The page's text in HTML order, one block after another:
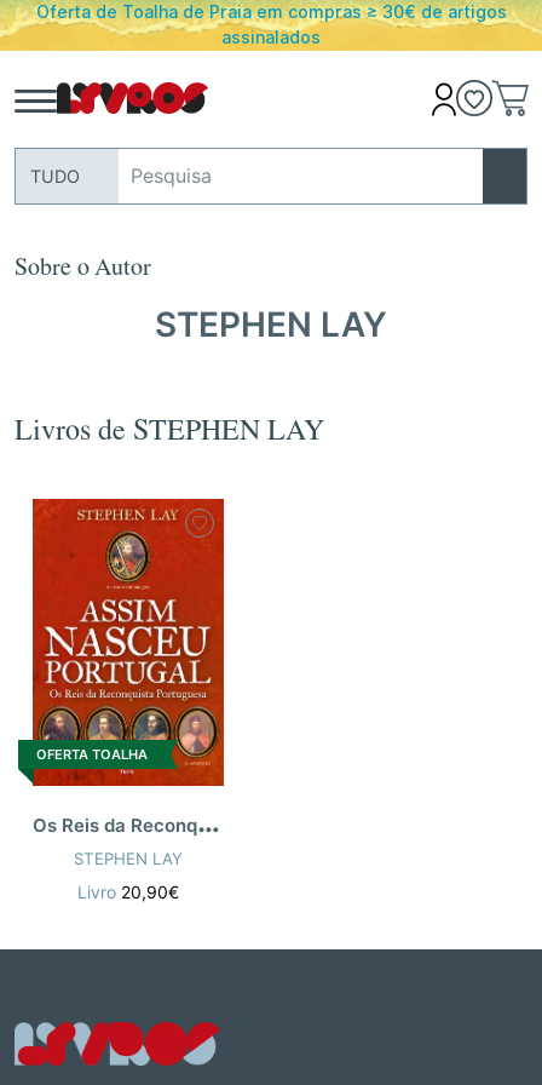
≥ 30€ de artigos
PORTES GRATUITOS em
Portugal
TUDO
Sobre o Autor
STEPHEN LAY
Livros de STEPHEN LAY
OFERTA TOALHA
O
s Reis da Reconquista Portuguesa
STEPHEN LAY
Livro 20,90€